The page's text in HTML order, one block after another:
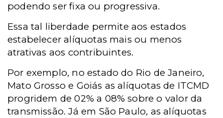
podendo ser fixa ou progressiva.
Essa tal liberdade permite aos estados
estabelecer alíquotas mais ou menos
atrativas aos contribuintes.
Por exemplo, no estado do Rio de Janeiro,
Mato Grosso e Goiás as alíquotas de ITCMD
progridem de 02% a 08% sobre o valor da
transmissão. Já em São Paulo, as alíquotas